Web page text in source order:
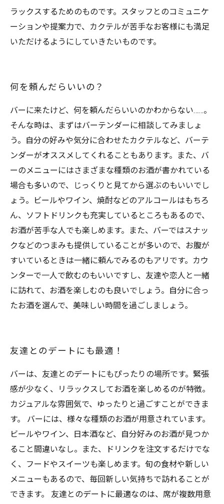
ラックスするためのものです。スタッフとのコミュニケ
ーションや提案力で、カクテルが苦手なお客様にも満足
いただけるようにしていきたいものです。
何を頼んだらいいの？
バーに来たけど、何を頼んだらいいのかわからない……。
そんな時は、まずはバーテンダーに相談してみましょ
う。自分の好みや気分に合わせたカクテルなど、バーテ
ンダーがオススメしてくれることもあります。また、バ
ーのメニューにはさまざまな種類のお酒が書かれている
場合も多いので、じっくりと見てから選ぶのもいいでし
ょう。ビールやワイン、焼酎などのアルコールはもちろ
ん、ソフトドリンクも充実しているところもあるので、
お酒が苦手な人でも楽しめます。また、バーではスナッ
クなどのつまみも提供していることが多いので、お腹が
すいているときは一緒に頼んでみるのもアリです。カウ
ンターで一人で飲むのもいいですし、友達や恋人と一緒
に訪れて、お酒を楽しむのも良いでしょう。自分に合っ
たお酒を選んで、美味しい時間を過ごしましょう。
友達とのデートにも最適！
バーは、友達とのデートにもぴったりの場所です。緊張
感が少なく、リラックスしてお酒を楽しめるのが特徴。
カジュアルな雰囲気で、ゆったりと過ごすことができま
す。 バーには、様々な種類のお酒が用意されています。
ビールやワイン、日本酒など、自分好みのお酒が見つか
ること間違いなし。また、ドリンクを注文するだけでな
く、フードやスイーツも楽しめます。旬の食材や新しい
メニューもあるので、毎回新しい気持ちで訪れることが
できます。 友達とのデートに最適なのは、席が複数用意